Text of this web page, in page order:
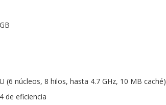
(6 núcleos, 8 hilos, hasta 4.7 GHz, 10 MB caché)
de eficiencia